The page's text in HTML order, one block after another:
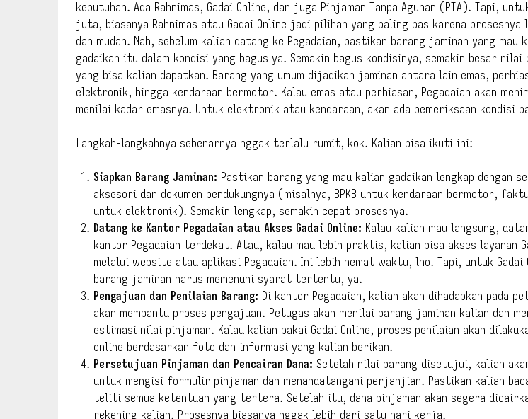
kebutuhan. Ada Rahnimas, Gadai Online, dan juga Pinjaman Tanpa Agunan (PTA). Tapi,
juta, biasanya Rahnimas atau Gadai Online jadi pilihan yang paling pas karena prosesnya
dan mudah. Nah, sebelum kalian datang ke Pegadaian, pastikan barang jaminan yang mau
gadaikan itu dalam kondisi yang bagus ya. Semakin bagus kondisinya, semakin besar nilai
yang bisa kalian dapatkan. Barang yang umum dijadikan jaminan antara lain emas,
elektronik, hingga kendaraan bermotor. Kalau emas atau perhiasan, Pegadaian akan
menilai kadar emasnya. Untuk elektronik atau kendaraan, akan ada pemeriksaan kondisi
Langkah-langkahnya sebenarnya nggak terlalu rumit, kok. Kalian bisa ikuti ini:
Siapkan Barang Jaminan: Pastikan barang yang mau kalian gadaikan lengkap dengan
aksesori dan dokumen pendukungnya (misalnya, BPKB untuk kendaraan bermotor,
untuk elektronik). Semakin lengkap, semakin cepat prosesnya.
Datang ke Kantor Pegadaian atau Akses Gadai Online: Kalau kalian mau langsung,
kantor Pegadaian terdekat. Atau, kalau mau lebih praktis, kalian bisa akses layanan
melalui website atau aplikasi Pegadaian. Ini lebih hemat waktu, lho! Tapi, untuk Gadai
barang jaminan harus memenuhi syarat tertentu, ya.
Pengajuan dan Penilaian Barang: Di kantor Pegadaian, kalian akan dihadapkan pada
akan membantu proses pengajuan. Petugas akan menilai barang jaminan kalian dan
estimasi nilai pinjaman. Kalau kalian pakai Gadai Online, proses penilaian akan
online berdasarkan foto dan informasi yang kalian berikan.
Persetujuan Pinjaman dan Pencairan Dana: Setelah nilai barang disetujui, kalian
untuk mengisi formulir pinjaman dan menandatangani perjanjian. Pastikan kalian
teliti semua ketentuan yang tertera. Setelah itu, dana pinjaman akan segera
rekening kalian. Prosesnya biasanya nggak lebih dari satu hari kerja.